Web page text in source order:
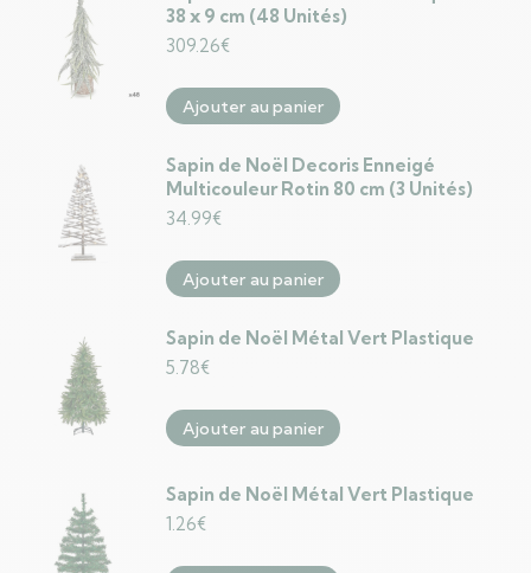
38 x 9 cm (48 Unités)
309.26€
Ajouter au panier
Sapin de Noël Decoris Enneigé
Multicouleur Rotin 80 cm (3 Unités)
34.99€
Ajouter au panier
Sapin de Noël Métal Vert Plastique
5.78€
Ajouter au panier
Sapin de Noël Métal Vert Plastique
1.26€